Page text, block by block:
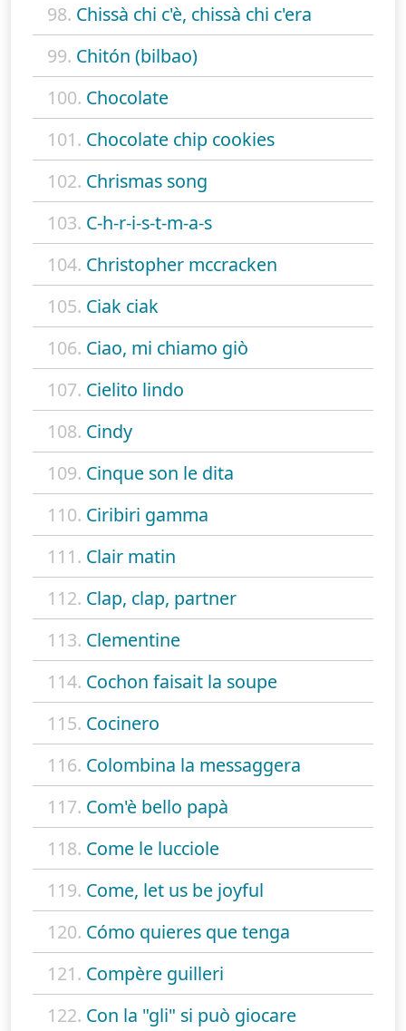
98. Chissà chi c'è, chissà chi c'era
99. Chitón (bilbao)
100. Chocolate
101. Chocolate chip cookies
102. Chrismas song
103. C-h-r-i-s-t-m-a-s
104. Christopher mccracken
105. Ciak ciak
106. Ciao, mi chiamo giò
107. Cielito lindo
108. Cindy
109. Cinque son le dita
110. Ciribiri gamma
111. Clair matin
112. Clap, clap, partner
113. Clementine
114. Cochon faisait la soupe
115. Cocinero
116. Colombina la messaggera
117. Com'è bello papà
118. Come le lucciole
119. Come, let us be joyful
120. Cómo quieres que tenga
121. Compère guilleri
122. Con la "gli" si può giocare